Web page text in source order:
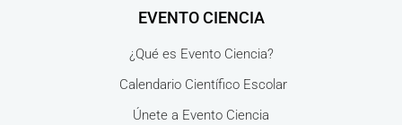
EVENTO CIENCIA
¿Qué es Evento Ciencia?
Calendario Científico Escolar
Únete a Evento Ciencia